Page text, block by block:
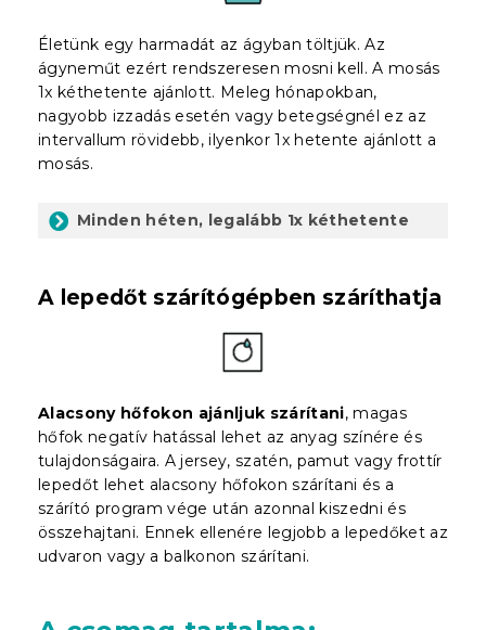
Életünk egy harmadát az ágyban töltjük. Az
ágyneműt ezért rendszeresen mosni kell. A mosás
1x kéthetente ajánlott. Meleg hónapokban,
nagyobb izzadás esetén vagy betegségnél ez az
intervallum rövidebb, ilyenkor 1x hetente ajánlott a
mosás.
Minden héten, legalább 1x kéthetente
A lepedőt szárítógépben száríthatja
Alacsony hőfokon ajánljuk szárítani, magas
hőfok negatív hatással lehet az anyag színére és
tulajdonságaira. A jersey, szatén, pamut vagy frottír
lepedőt lehet alacsony hőfokon szárítani és a
szárító program vége után azonnal kiszedni és
összehajtani. Ennek ellenére legjobb a lepedőket az
udvaron vagy a balkonon szárítani.